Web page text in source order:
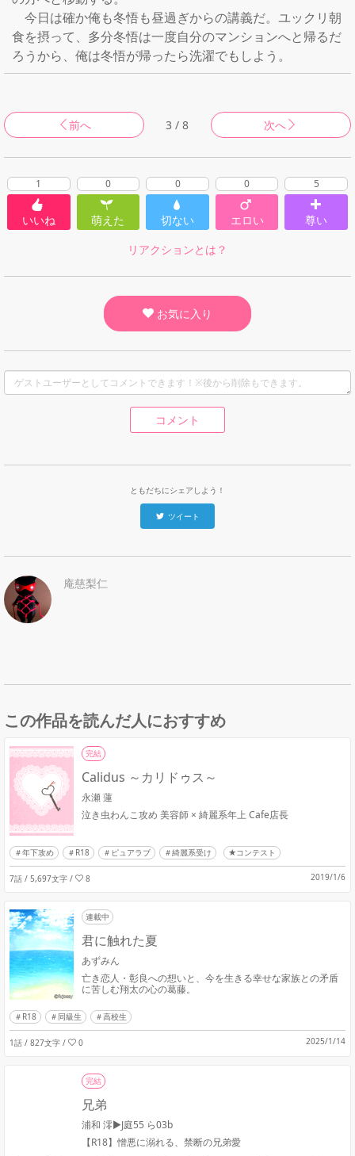
今日は確か俺も冬悟も昼過ぎからの講義だ。ユックリ朝
食を摂って、多分冬悟は一度自分のマンションへと帰るだ
ろうから、俺は冬悟が帰ったら洗濯でもしよう。
前へ 3 / 8 次へ
1
いいね
0
萌えた
0
切ない
0
エロい
5
尊い
リアクションとは？
お気に入り
コメント
ともだちにシェアしよう！
ツイート
庵慈梨仁
この作品を読んだ人におすすめ
完結
Calidus ～カリドゥス～
永瀬 蓮
泣き虫わんこ攻め 美容師 × 綺麗系年上 Cafe店長
年下攻め R18 ピュアラブ 綺麗系受け ★コンテスト
7話 / 5,697文字 / 8 2019/1/6
連載中
君に触れた夏
あずみん
亡き恋人・彰良への想いと、今を生きる幸せな家族との矛盾
に苦しむ翔太の心の葛藤。
R18 同級生 高校生
1話 / 827文字 / 0 2025/1/14
完結
兄弟
浦和 澪▶︎J庭55 ら03b
【R18】憎悪に溺れる、禁断の兄弟愛